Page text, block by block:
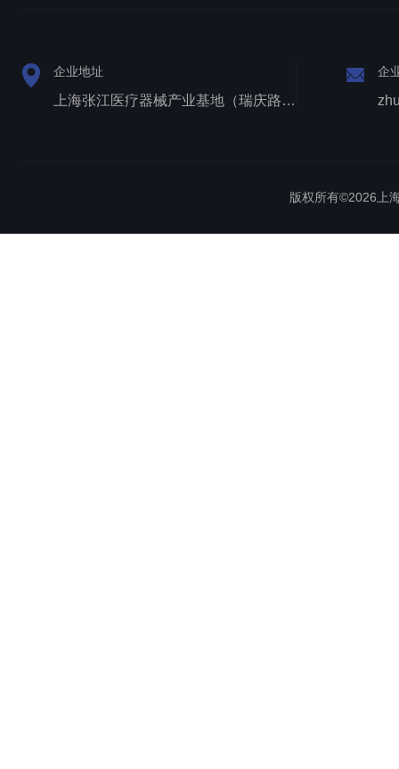
企业地址
上海张江医疗器械产业基地（瑞庆路528号）
企
版权所有©2026